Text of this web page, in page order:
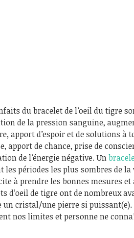
du bracelet de l’oeil du tigre
de la pression sanguine,
apport d’espoir et de solutions à
apport de chance, prise de
de l’énergie négative. Un
les périodes les plus sombres de la
à prendre les bonnes mesures
d’oeil de tigre ont de nombreux
un cristal/une pierre si
nos limites et personne ne